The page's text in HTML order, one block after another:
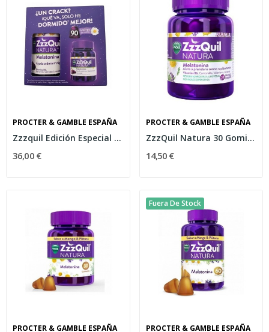
PROCTER & GAMBLE ESPAÑA
Zzzquil Edición Especial 60 + 30 Gominolas
36,00 €
PROCTER & GAMBLE ESPAÑA
ZzzQuil Natura 30 Gominolas
14,50 €
PROCTER & GAMBLE ESPAÑA
Fuera De Stock
PROCTER & GAMBLE ESPAÑA